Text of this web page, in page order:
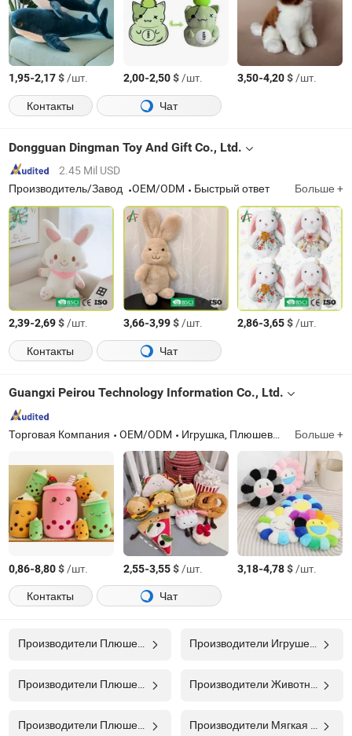
1,95-2,17$/шт. 2,00-2,50$/шт. 3,50-4,20$/шт.
Контакты
Чат
Dongguan Dingman Toy And Gift Co., Ltd.
2.45 Mil USD
Производитель/Завод
OEM/ODM Быстрый ответ Больше +
2,39-2,69$/шт. 3,66-3,99$/шт. 2,86-3,65$/шт.
Контакты
Чат
Guangxi Peirou Technology Information Co., Ltd.
Торговая Компания OEM/ODM Игрушка, Плюшевая игрушка, Индивидуальные игрушки, Оптовая плюшевая игрушка, Плюшевый медведь, Плюшевая кукла, Плюшевый мишка, Игрушка для домашних животных Больше +
0,86-8,80$/шт. 2,55-3,55$/шт. 3,18-4,78$/шт.
Контакты
Чат
Производители Плюшевая Игрушка Производители Игрушечная Мягкая Игрушка
Производители Плюшевая Кукла
Производители Плюшевая Игрушка В Подарок